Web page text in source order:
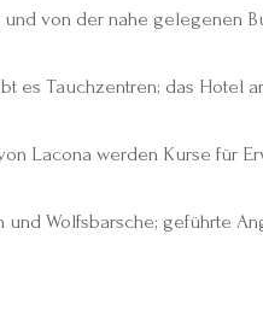
von der nahe gelegenen
es Tauchzentren; das
Lacona werden Kurse für
Wolfsbarsche; geführte